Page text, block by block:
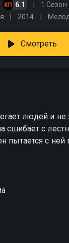
6.1 1 Сезон
2014
Смотреть
людей и не
сшибает с
пытается с ней
попав в